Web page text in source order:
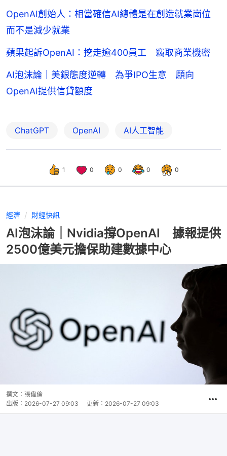
OpenAI創始人：相當確信AI總體是在創造就業崗位
而不是減少就業
蘋果起訴OpenAI：挖走逾400員工 竊取商業機密
AI泡沫論｜美銀態度逆轉 為爭IPO生意 願向
OpenAI提供信貸額度
ChatGPT OpenAI AI人工智能
1 0 0 0 0
經濟 財經快訊
AI泡沫論｜Nvidia撐OpenAI 據報提供
2500億美元擔保助建數據中心
撰文： 張偉倫
出版： 2026-07-27 09:03 更新： 2026-07-27 09:03